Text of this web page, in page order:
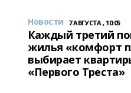
Новости 7 АВГУСТА , 10:05
Каждый третий
жилья «комфорт
выбирает
«Первого Треста»